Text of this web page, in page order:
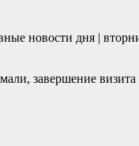
новости дня |
завершение визита